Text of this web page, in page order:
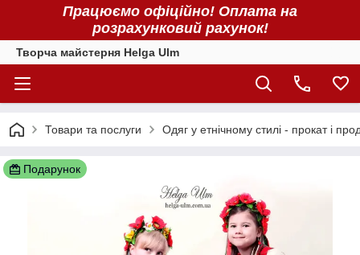
Працюємо офіційно! Оплата на
розрахунковий рахунок!
Творча майстерня Helga Ulm
Товари та послуги Одяг у етнічному стилі - прокат і
Подарунок